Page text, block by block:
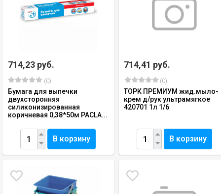
714,23 руб.
(0)
Бумага для выпечки
двухсторонняя
силиконизированная
коричневая 0,38*50м PACLA...
В корзину
714,41 руб.
(0)
ТОРК ПРЕМИУМ жид.мыло-
крем д/рук ультрамягкое
420701 1л 1/6
В корзину